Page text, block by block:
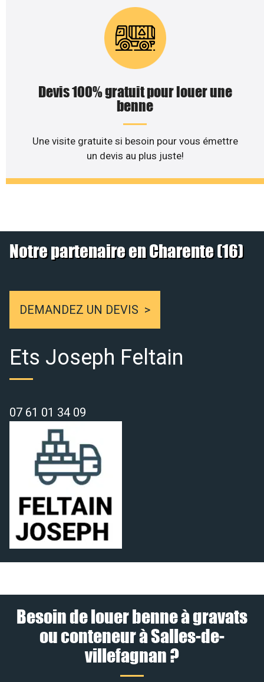
Devis 100% gratuit pour louer une
benne
Une visite gratuite si besoin pour vous émettre
un devis au plus juste!
Notre partenaire en Charente (16)
DEMANDEZ UN DEVIS
Ets Joseph Feltain
07 61 01 34 09
Besoin de louer benne à gravats
ou conteneur à Salles-de-
villefagnan ?